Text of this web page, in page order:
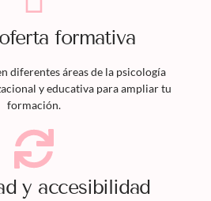
formativa
diferentes áreas de la psicología
y educativa para ampliar tu
formación.
y accesibilidad